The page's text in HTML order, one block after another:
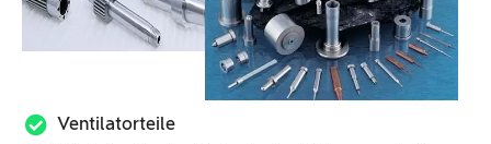
Ventilatorteile